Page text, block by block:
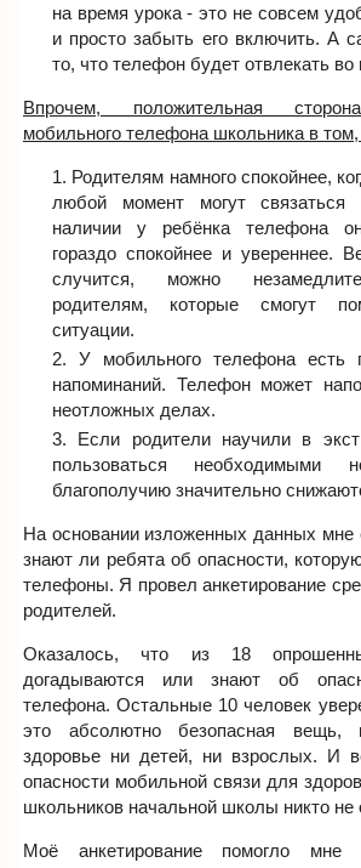
на время урока - это не совсем
и просто забыть его включить. А
то, что телефон будет отвлекать во
Впрочем, положительная
мобильного телефона школьника в том,
Родителям намного спокойнее,
любой момент могут
наличии у ребёнка телефона
гораздо спокойнее и увереннее.
случится, можно
родителям, которые смогут
ситуации.
У мобильного телефона есть
напоминаний. Телефон может
неотложных делах.
Если родители научили в
пользоваться необходимыми
благополучию значительно
На основании изложенных данных мне
знают ли ребята об опасности,
телефоны. Я провел анкетирование
родителей.
Оказалось, что из 18
догадываются или знают об
телефона. Остальные 10 человек
это абсолютно безопасная
здоровье ни детей, ни взрослых. И
опасности мобильной связи для
школьников начальной школы никто не
Моё анкетирование помогло мне